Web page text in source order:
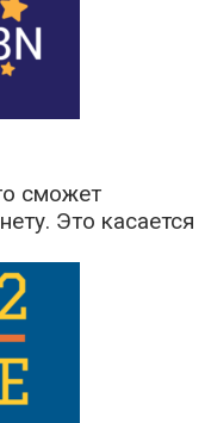
сможет
Это касается